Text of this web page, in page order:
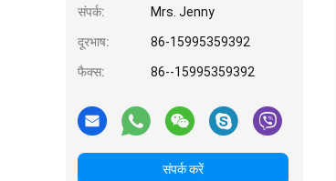
संपर्क: Mrs. Jenny
दूरभाष: 86-15995359392
फैक्स: 86--15995359392
संपर्क करें